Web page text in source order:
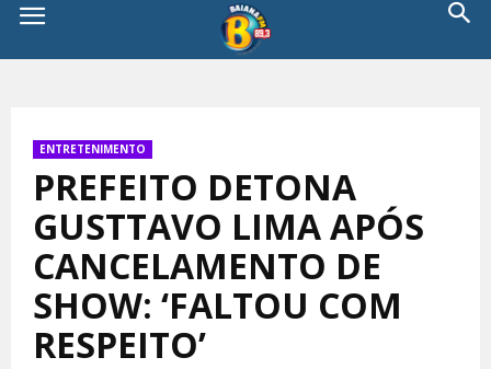
ENTRETENIMENTO
PREFEITO DETONA
GUSTTAVO LIMA APÓS
CANCELAMENTO DE
SHOW: ‘FALTOU COM
RESPEITO’